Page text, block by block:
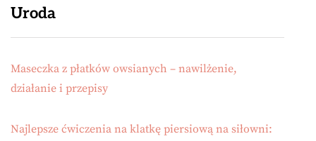
Uroda
Maseczka z płatków owsianych – nawilżenie,
działanie i przepisy
Najlepsze ćwiczenia na klatkę piersiową na siłowni: